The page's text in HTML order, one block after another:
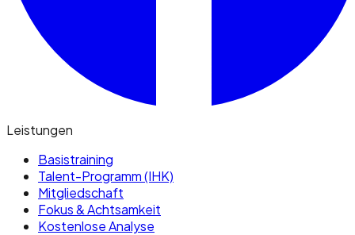
Leistungen
Basistraining
Talent-Programm (IHK)
Mitgliedschaft
Fokus & Achtsamkeit
Kostenlose Analyse